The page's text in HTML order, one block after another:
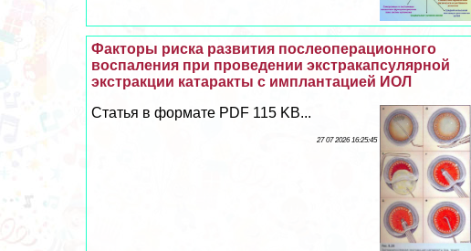
Факторы риска развития послеоперационного
воспаления при проведении экстpaкапсулярной
экстpaкции катаpaкты с имплантацией ИОЛ
Статья в формате PDF 115 KB...
27 07 2026 16:25:45